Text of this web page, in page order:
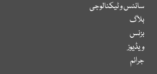
سائنس و ٹیکنالوجی
بلاگ
بزنس
ویڈیوز
جرائم